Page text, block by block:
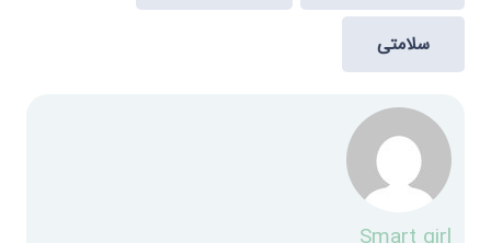
سلامتی